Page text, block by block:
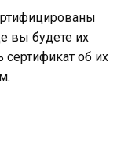
вы будете их
об их